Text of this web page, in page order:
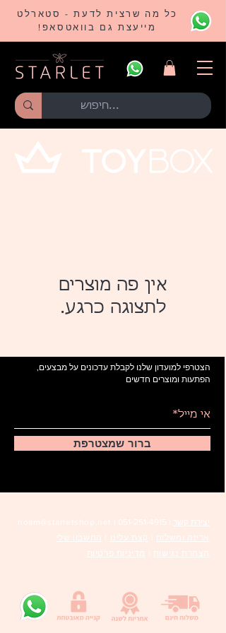
כל מה שרצית לדעת - סטארלט
מייעצת גם בוואטסאפ!
לתצוגה כרגע.
הצטרפי למועדון שלנו לקבלת עדכונים על מבצעים,
הפתעות ומוצרים חדשים
ברור שמצטרפת
יצירת קשר 051-251-4915 |
noam@starletshop.net
אריזה ומשלוח
קצת עלינו
החשבון שלי
הצהרת נגישות
מדיניות פרטיות